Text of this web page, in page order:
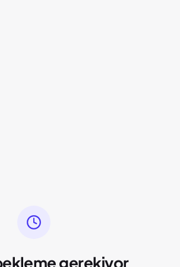
gerekiyor